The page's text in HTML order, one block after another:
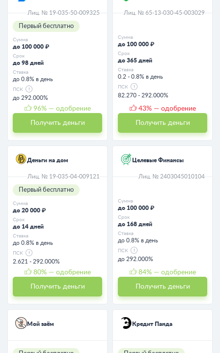
Лиц. № 19-035-50-009325
Первый бесплатно
Сумма
до 100 000 ₽
Срок
до 98 дней
Ставка
до 0.8% в день
ПСК
до 292.000%
96% — одобрение
Получить деньги
Лиц. № 65-13-030-45-003029
Сумма
до 100 000 ₽
Срок
до 365 дней
Ставка
0.2 - 0.8% в день
ПСК
82.270 - 292.000%
43% — одобрение
Получить деньги
Деньги на дом
Лиц. № 19-035-04-009121
Первый бесплатно
Сумма
до 20 000 ₽
Срок
до 14 дней
Ставка
до 0.8% в день
ПСК
2.621 - 292.000%
80% — одобрение
Получить деньги
Целевые Финансы
Лиц. № 2403045010104
Сумма
до 100 000 ₽
Срок
до 168 дней
Ставка
до 0.8% в день
ПСК
до 292.000%
84% — одобрение
Получить деньги
Мой заём Кредит Панда